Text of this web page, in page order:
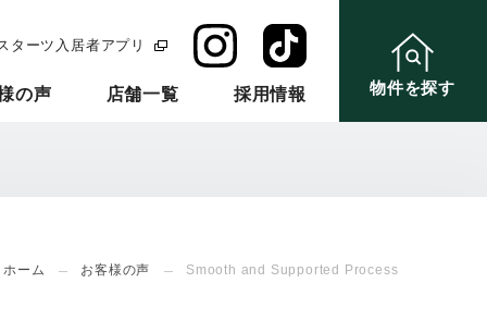
ターツ入居者アプリ
の声 店舗一覧 採用情報 物件を探す
ホーム お客様の声 Smooth and Supported Process